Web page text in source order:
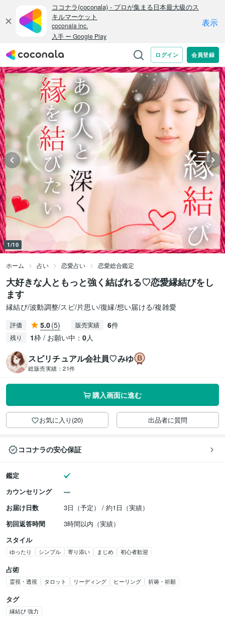
1/10
ホーム 占い 恋愛占い 恋愛総合鑑定
大好きな人ともっと強く結ばれる♡恋愛縁結びをし
ます
縁結び/波動調整/スピ/片思い/復縁/想い届ける/複雑愛
評価 5.0(5) 販売実績 6件
残り 1枠 / お願い中： 0人
スピリチュアル会社員♡みゆ
総販売実績： 21件
購入画面に進む
お気に入り(20) 出品者に質問
ココナラの安心保証
鑑定
カウンセリング
お届け日数
3日（予定） / 約1日（実績）
初回返答時間
3時間以内（実績）
スタイル
ゆったり シンプル 寄り添い まじめ 初心者歓迎
占術
霊視・透視 タロット リーディング ヒーリング 祈祷・祈願
タグ
縁結び 強力